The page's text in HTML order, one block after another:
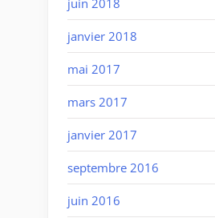
janvier 2018
mai 2017
mars 2017
janvier 2017
septembre 2016
juin 2016